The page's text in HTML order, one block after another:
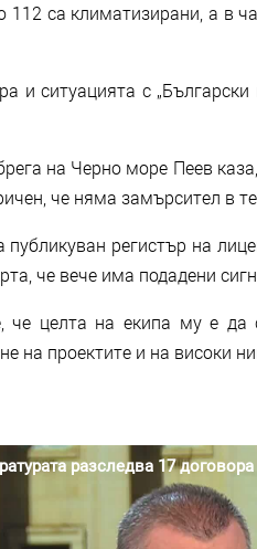
112 са климатизирани, а в
и ситуацията с
на Черно море Пеев
че няма замърсител в
регистър на
че вече има подадени
целта на екипа му е да
на проектите и на високи